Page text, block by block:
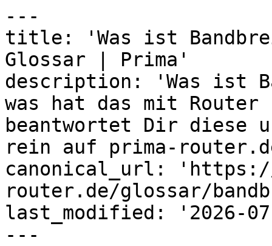
---
title: 'Was ist
Glossar | Prima'
description: 'Was ist
was hat das mit Router
beantwortet Dir diese
rein auf prima-
canonical_url: 'https://
router.de/glossar/
last_modified: '2026-
---